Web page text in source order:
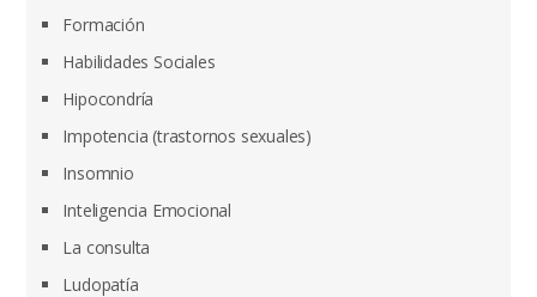
Formación
Habilidades Sociales
Hipocondría
Impotencia (trastornos sexuales)
Insomnio
Inteligencia Emocional
La consulta
Ludopatía